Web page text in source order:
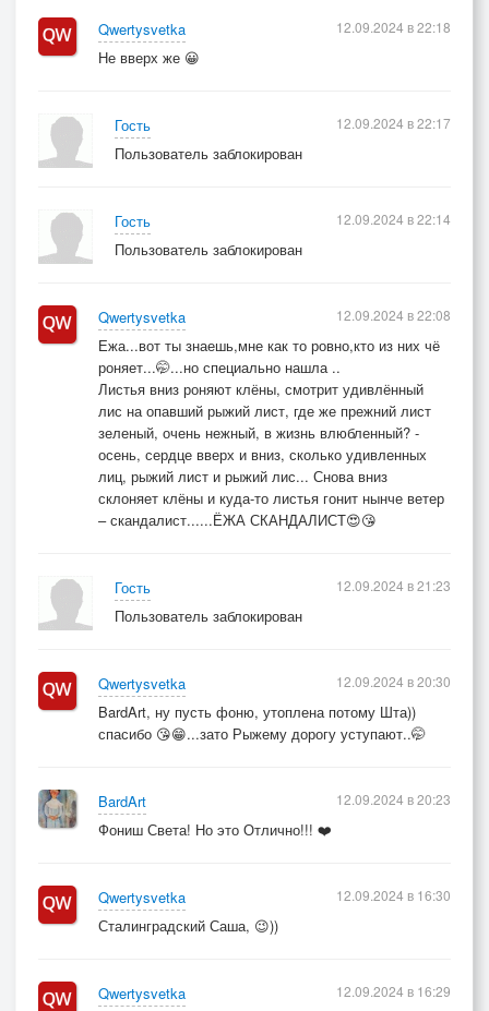
Qwertysvetka
Не вверх же 😀
12.09.2024 в 22:18
Гость
Пользователь заблокирован
12.09.2024 в 22:17
Гость
Пользователь заблокирован
12.09.2024 в 22:14
Qwertysvetka
Ежа...вот ты знаешь,мне как то ровно,кто из них чё
роняет...🤭...но специально нашла ..
Листья вниз роняют клёны, смотрит удивлённый
лис на опавший рыжий лист, где же прежний лист
зеленый, очень нежный, в жизнь влюбленный? -
осень, сердце вверх и вниз, сколько удивленных
лиц, рыжий лист и рыжий лис... Снова вниз
склоняет клёны и куда-то листья гонит нынче ветер
– скандалист......ЁЖА СКАНДАЛИСТ😍😘
12.09.2024 в 22:08
Гость
Пользователь заблокирован
12.09.2024 в 21:23
Qwertysvetka
BardArt, ну пусть фоню, утоплена потому Шта))
спасибо 😘😁...зато Рыжему дорогу уступают..🤭
12.09.2024 в 20:30
BardArt
Фониш Света! Но это Отлично!!! ❤️
12.09.2024 в 20:23
Qwertysvetka
Сталинградский Саша, 😉))
12.09.2024 в 16:30
Qwertysvetka 12.09.2024 в 16:29